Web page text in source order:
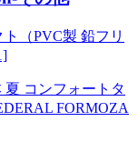
（PVC製 鉛フリ
夏 コンフォートタ
FORMOZA